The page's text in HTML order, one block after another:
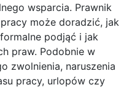
wsparcia. Prawnik
może doradzić, jak
podjąć i jak
praw. Podobnie w
zwolnienia, naruszenia
pracy, urlopów czy